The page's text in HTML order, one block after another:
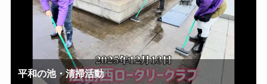
平和の池・清掃活動